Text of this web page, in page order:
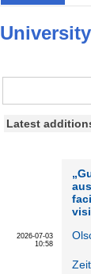
Latest
2026-07-03
10:58